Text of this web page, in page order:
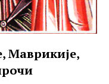
Маврикије,